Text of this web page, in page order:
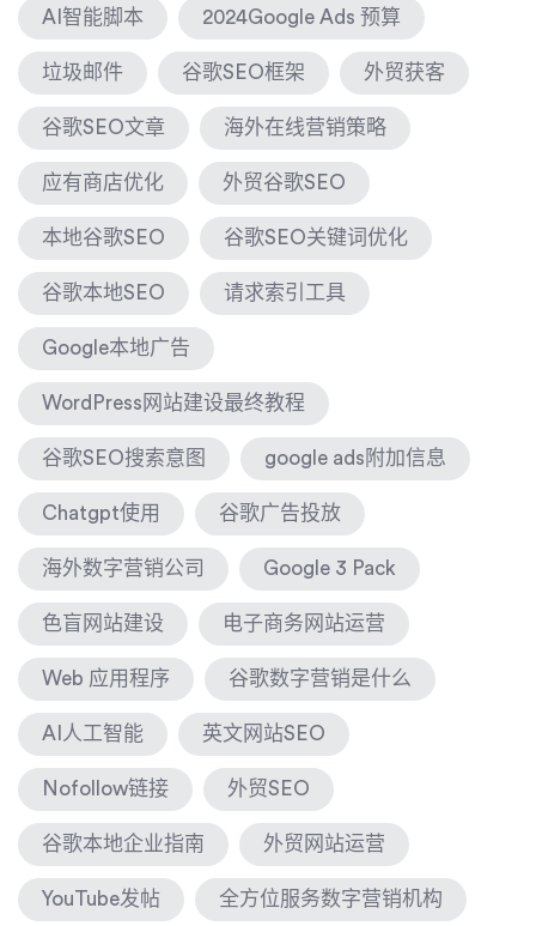
AI智能脚本 2024Google Ads 预算
垃圾邮件 谷歌SEO框架 外贸获客
谷歌SEO文章 海外在线营销策略
应有商店优化 外贸谷歌SEO
本地谷歌SEO 谷歌SEO关键词优化
谷歌本地SEO 请求索引工具
Google本地广告
WordPress网站建设最终教程
谷歌SEO搜索意图 google ads附加信息
Chatgpt使用 谷歌广告投放
海外数字营销公司 Google 3 Pack
色盲网站建设 电子商务网站运营
Web 应用程序 谷歌数字营销是什么
AI人工智能 英文网站SEO
Nofollow链接 外贸SEO
谷歌本地企业指南 外贸网站运营
YouTube发帖 全方位服务数字营销机构